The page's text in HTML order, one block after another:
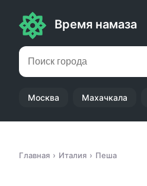
Время намаза
Москва Махачкала
Главная Италия Пеша